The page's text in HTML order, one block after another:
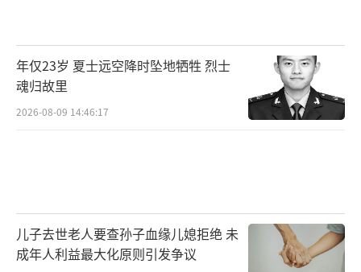
年仅23岁 夏士远空降时坠地牺牲 烈士
魂归故里
2026-08-09 14:46:17
儿子去世老人要查孙子血缘儿媳拒绝 未
成年人利益最大化原则引发争议